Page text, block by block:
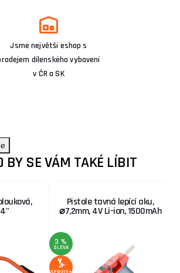
Jsme největší eshop s
dílenského vybavení
v ČR a SK
BY SE VÁM TAKÉ LÍBIT
Pistole tavná lepící aku,
⌀7,2mm, 4V Li-ion, 1500mAh
3 %
SLEVA
SERVIS+